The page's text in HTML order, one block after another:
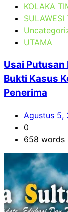
KOLAKA
SULAWESI
UTAMA
Usai Putusan
Bukti Kasus
Penerima
Agustus 5,
0
658 words